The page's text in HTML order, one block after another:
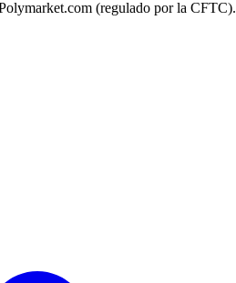
(regulado por la CFTC).